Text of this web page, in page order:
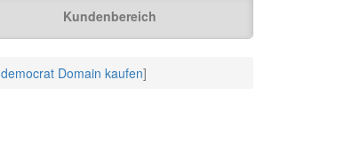
Kundenbereich
Domain kaufen]